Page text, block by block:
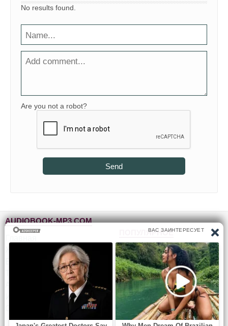
No results found.
Are you not a robot?
Send
AUDIOBOOK-MP3.COM
ПОПУЛЯРНОЕ
Фантастика и фэнтези
Детективы, триллеры
Для детей
Роман, проза
Приключения
Юмор, сатира